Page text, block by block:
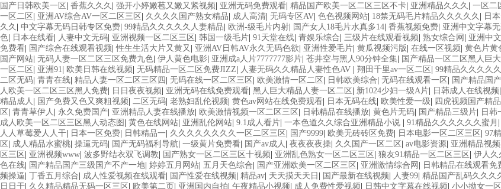
国产日韩欧美一区| 香蕉久久久 | 强开小婷嫩苞又嫩又紧视频| 亚洲无码免费观看| 精品国产欧美一区二区三区不卡| 亚洲精品久久久 | 一区二
一区二区| 亚洲AV综合AV一区二区三区| 久久久久国产熟女精品| 成人高清| 无码专区AV| 色色视频网站| 18禁无码毛片精品久久久久久 | 日
久久 | 中文字幕无码日韩专区免费| 99精品久久久久久人妻精品| 欧洲-级毛片内射| 国产女人18毛片水真多14| 香蕉视频免费| 亚洲中文字幕
色| 日本在线看| 人妻中文无码| 亚洲视频一区二区三区| 韩国一级毛片| 91天堂在线| 青娱乐综合| 三级片在线观看视频| 熟女综合网 | 亚洲中
免费看| 国产综合在线观看视频|性生生活大片又黄又 | 亚洲AV日韩AV永久无码色欲| 亚洲性爱毛片| 黄瓜视频污版| 在线一区视频| 黄色片黄
国产网站| 无码人妻一区二区三区免费九色| 伊人黄色电影| 亚洲成a人片7777777影片| 苍井空与黑人90分钟全集| 国产精品一区二区黑人巨大
一区二区| 亚洲91 | 欧美日韩在线视频| 无码精品一区二区免费JIZZ| 人妻无码久久精品人妻性色AV | 翔田千里av一区二区| 99精品久久久久
二区无码| 青青在线| 精品人妻一区二区三区四| 无码在线一区二区三区| 欧美激情一区二区| 日韩欧美综合| 无码在线观看一区| 国产精品国
人欧美一区二区三区黑人免费| 日日夜夜视频| 亚洲无码在线免费观看| 黑人巨大精品人妻一区二区| 新1024少妇一级A片| 日韩成人在线视频|
精品成人 | 国产免费又色又爽粗视频| 二区无码| 老熟妇乱伦视频| 黄色av网站在线免费观看| 日本无码在线| 欧美性爱一级| 四虎视频国产精
区| 青青草伊人 | 永久免费国产| 亚洲精品人妻在线播放| 欧美激情视频一区二区三区| 日韩精品在线播放| 黄色片无码| 国产精品三级片| 日韩
成人欧美一区二区三区黑人动态图 | 黄色在线网站| 亚洲乱伦网站| 9.1成人看片| 一本色道久久综合亚洲精品小说 | 91精品久久久久久久蜜月 |
人人草莓爱人人干| 日本一区免费| 日韩精品一| 久久久久久久久久一区二区三区| 国产9999| 欧美无砖砖区免费| 日本电影一区二区三区| 97
区| 成人精品水蜜桃| 操逼无码| 国产无码福利导航| 一级黄片免费看| 国产av成人 | 夜夜夜夜操| 久久国产一区二区| av电影资源| 亚洲精品视
区三区| 亚洲视频www| 波多野结衣双飞调教| 国产熟女一区二区三区十视频| 亚洲乱色熟女一区二区三区| 狼友91精品一区二区三区| 伊人久
色在线| 国产精品国产三级国产不产一地| 婷婷五月网站| 五月天色综合| 国产亚洲欧美一区二区三区| 亚洲激情综合网 | 日韩精品在线观看免
频操逼| 丁香五月综合| 成人性爱视频在线观看| 国产性爱在线视频| 精品av| 天天摸天天日 | 国产最新在线视频| 人妻99| 精品国产乱码久久久
日日干| 久久精品精品无码一区三区| 欧美第二页| 亚洲国内自拍| 午夜精品小视频| 成人免费性爱视频| 日韩中文字幕在线视频| 小小拗女一